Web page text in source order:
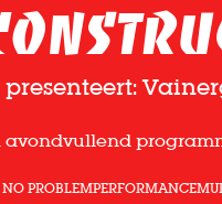
presenteert:
avondvullend
PROBLEMPERFORMANCE